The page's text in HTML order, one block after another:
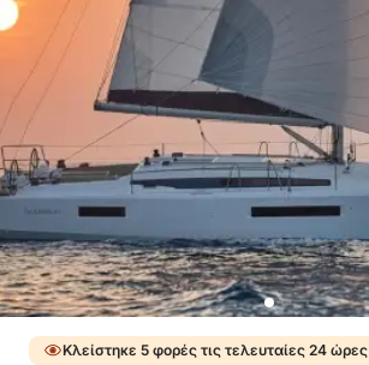
Κλείστηκε 5 φορές τις τελευταίες 24 ώρες